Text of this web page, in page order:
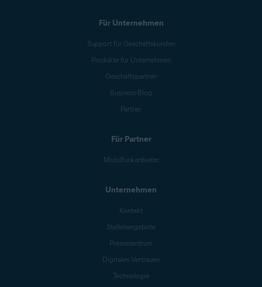
Für Unternehmen
Support für Geschäftskunden
Produkte für Unternehmen
Geschäftspartner
Business-Blog
Partner
Für Partner
Mobilfunkanbieter
Unternehmen
Kontakt
Stellenangebote
Pressezentrum
Digitales Vertrauen
Technologie